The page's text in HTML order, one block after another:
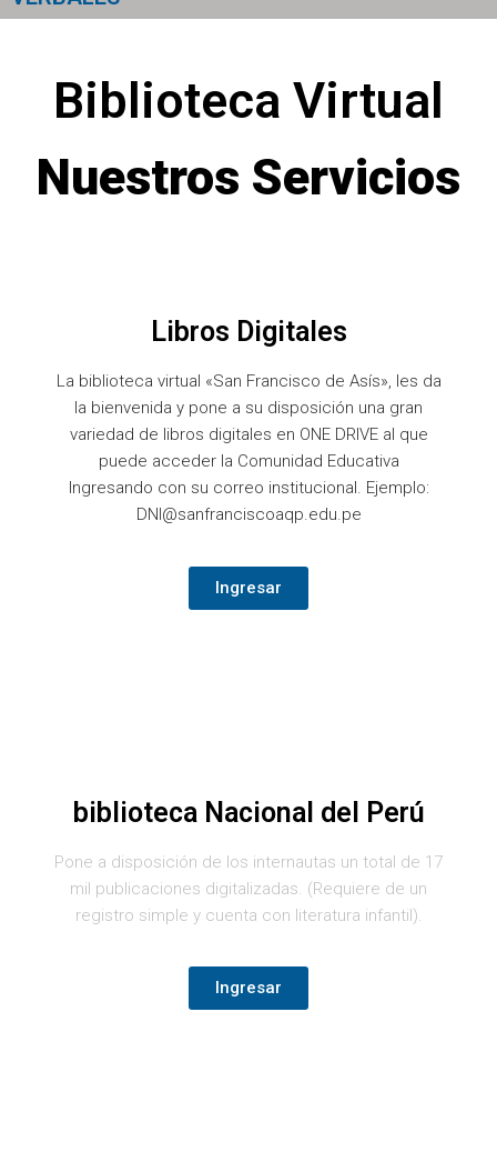
Biblioteca Virtual
Nuestros Servicios
Libros Digitales
La biblioteca virtual «San Francisco de Asís», les da
la bienvenida y pone a su disposición una gran
variedad de libros digitales en ONE DRIVE al que
puede acceder la Comunidad Educativa
Ingresando con su correo institucional. Ejemplo:
DNI@sanfranciscoaqp.edu.pe
Ingresar
biblioteca Nacional del Perú
Pone a disposición de los internautas un total de 17
mil publicaciones digitalizadas. (Requiere de un
registro simple y cuenta con literatura infantil).
Ingresar